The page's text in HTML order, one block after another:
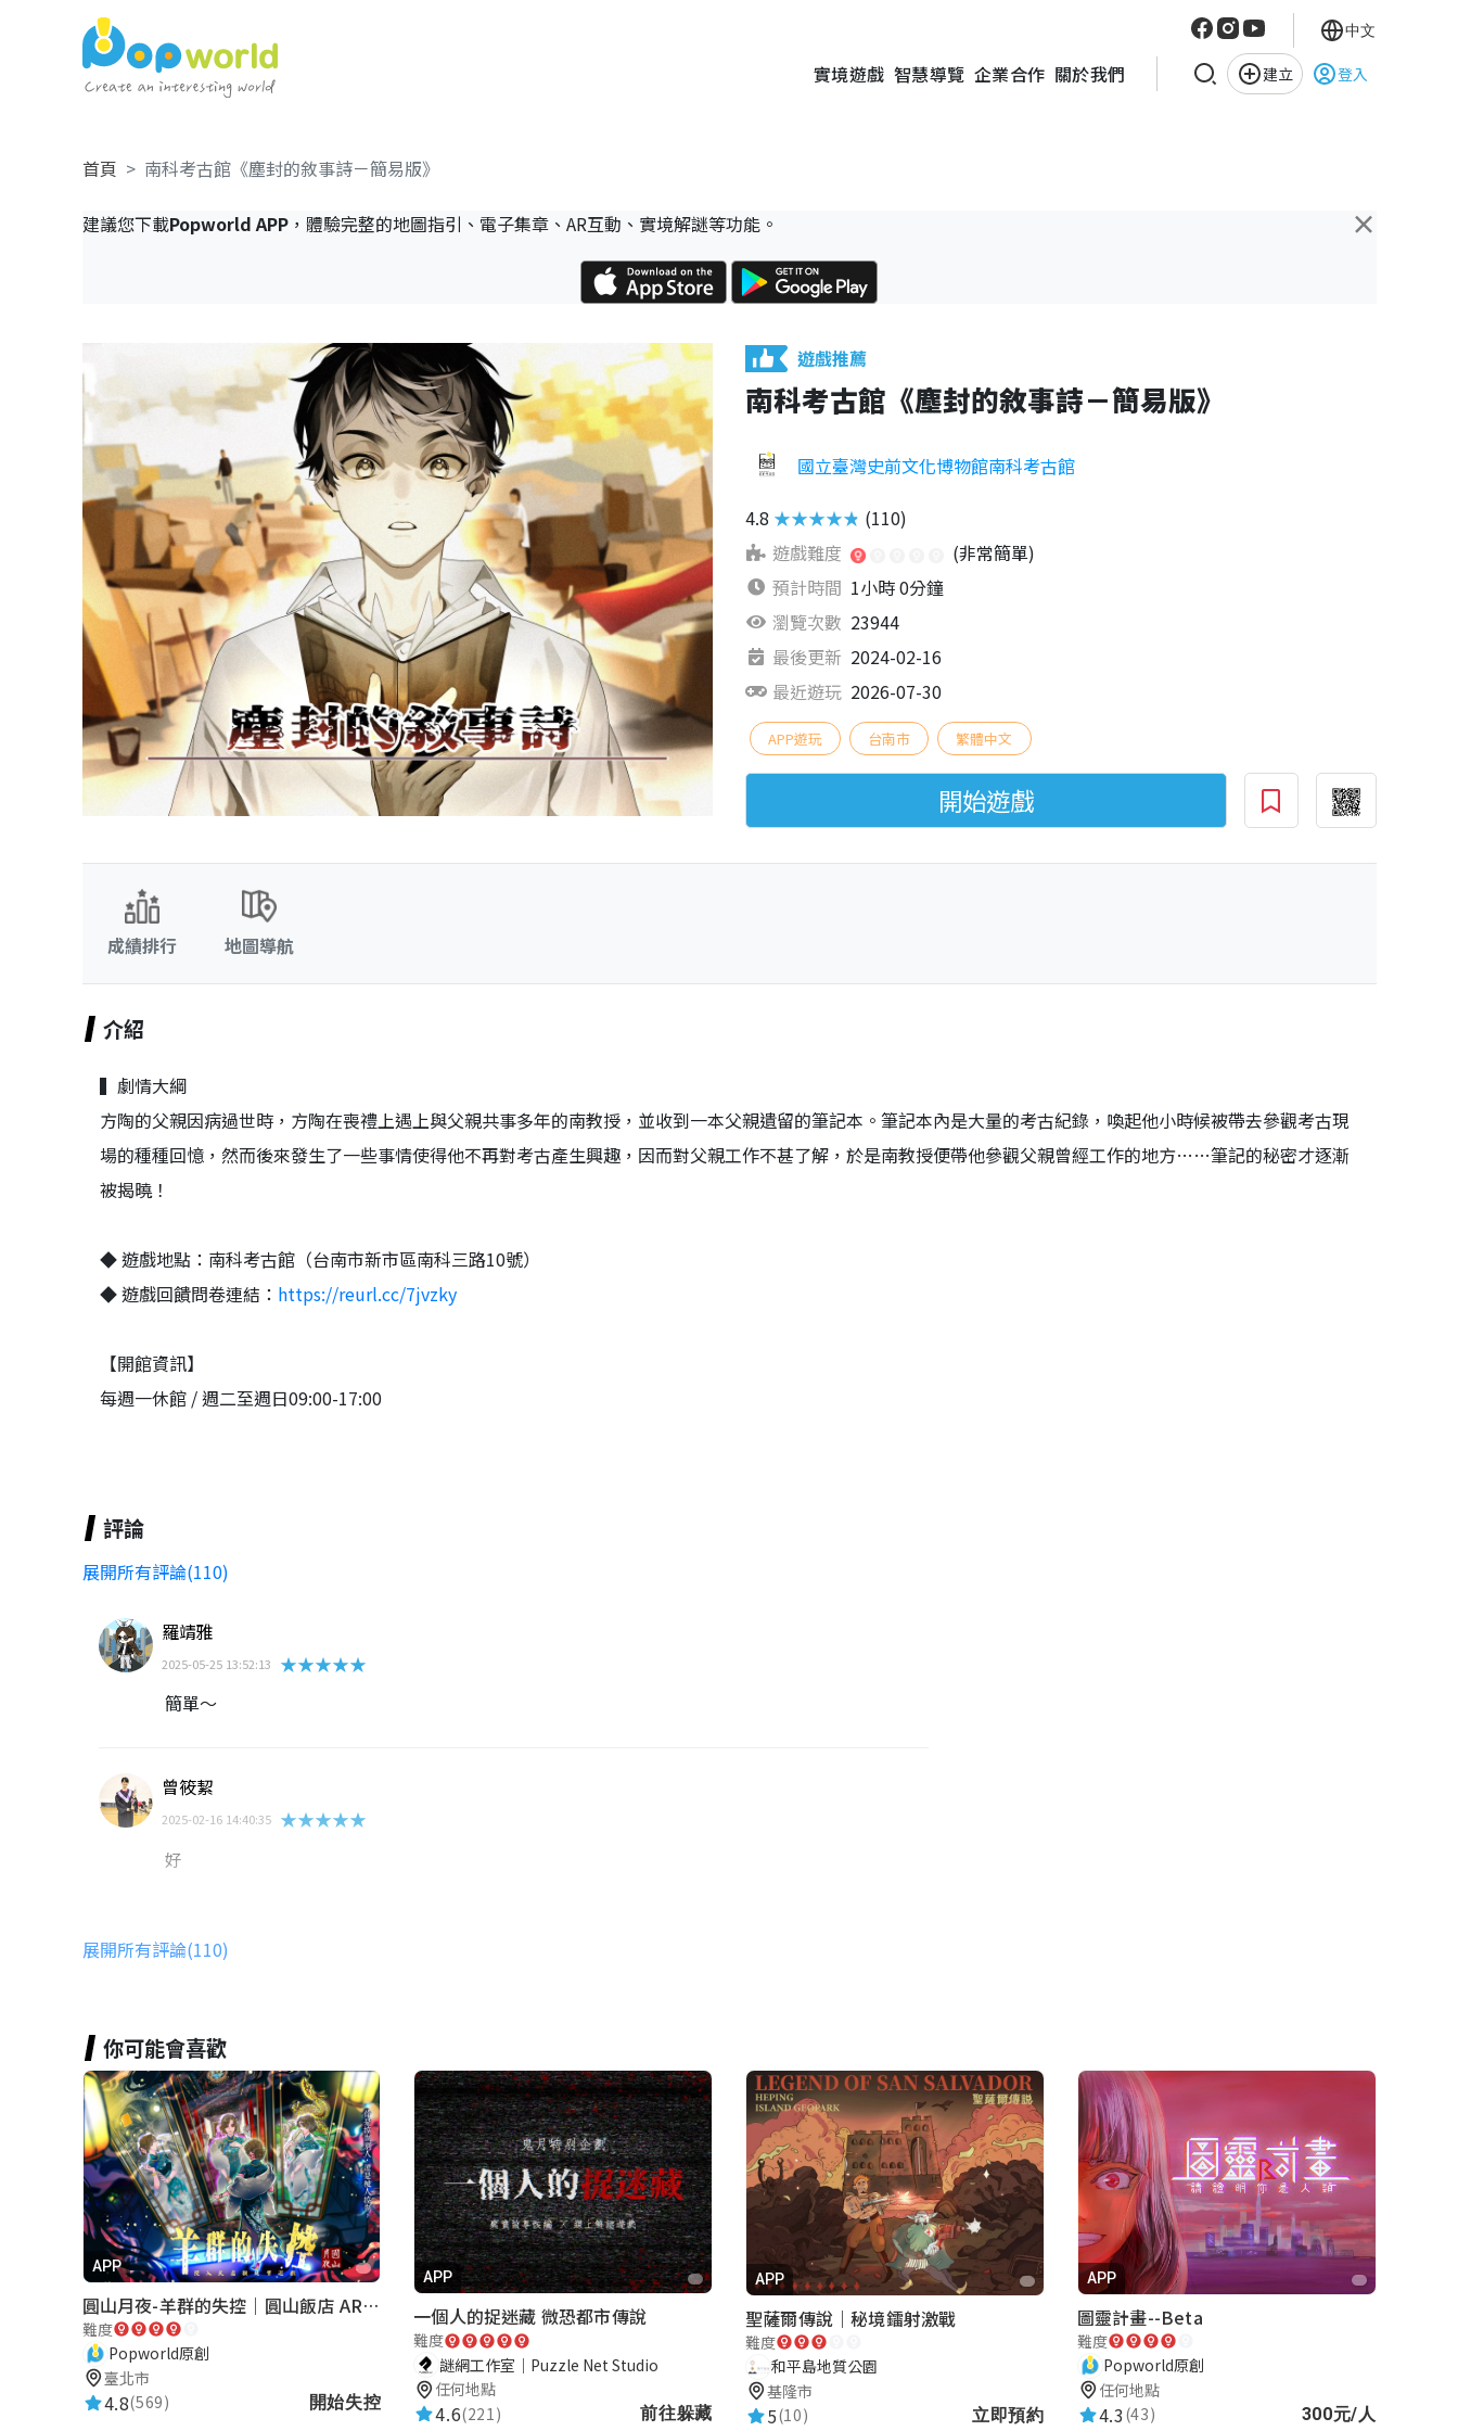
實境遊戲 智慧導覽 企業合作 關於我們 建立 登入
中文
首頁 南科考古館《塵封的敘事詩－簡易版》
×
建議您下載Popworld APP，體驗完整的地圖指引、電子集章、AR互動、實境解謎等功能。
遊戲推薦
南科考古館《塵封的敘事詩－簡易版》
國立臺灣史前文化博物館南科考古館
4.8 ★★★★★ (110)
遊戲難度
(非常簡單)
預計時間 1小時 0分鐘
瀏覽次數 23944
最後更新 2024-02-16
最近遊玩 2026-07-30
APP遊玩 台南市 繁體中文
開始遊戲
成績排行 地圖導航
介紹
▍劇情大綱
方陶的父親因病過世時，方陶在喪禮上遇上與父親共事多年的南教授，並收到一本父親遺留的筆記本。筆記本內是大量的考古紀錄，喚起他小時候被帶去參觀考古現
場的種種回憶，然而後來發生了一些事情使得他不再對考古產生興趣，因而對父親工作不甚了解，於是南教授便帶他參觀父親曾經工作的地方……筆記的秘密才逐漸
被揭曉！
◆ 遊戲地點：南科考古館（台南市新市區南科三路10號）
◆ 遊戲回饋問卷連結： https://reurl.cc/7jvzky
【開館資訊】
每週一休館 / 週二至週日09:00-17:00
評論
展開所有評論(110)
羅靖雅
2025-05-25 13:52:13
★★★★★
簡單～
曾筱絜
2025-02-16 14:40:35 ★★★★★
好
創斯特
江訢實
2023-06-24 16:13:25
★★★★★
感謝遊戲設計與分享。
Z榮
2023-05-18 09:29:22 ★★★★★
對於南科考古館文物有更多的認識！
劉欣怡
展開所有評論(110)
你可能會喜歡
APP
圓山月夜-羊群的失控｜圓山飯店 ARG實境解謎遊戲
難度
Popworld原創
臺北市
4.8(569) 開始失控
APP
一個人的捉迷藏 微恐都市傳說
難度
謎網工作室｜Puzzle Net Studio
任何地點
4.6(221) 前往躲藏
APP
聖薩爾傳說｜秘境鐳射激戰
難度
和平島地質公園
基隆市
5(10) 立即預約
APP
圖靈計畫--Beta
難度
Popworld原創
任何地點
4.3(43) 300元/人